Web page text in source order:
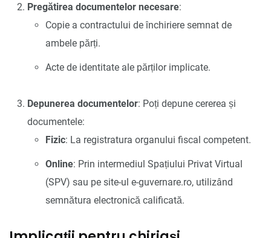
Pregătirea documentelor necesare:
Copie a contractului de închiriere semnat de
ambele părți.
Acte de identitate ale părților implicate.
Depunerea documentelor: Poți depune cererea și
documentele:
Fizic: La registratura organului fiscal competent.
Online: Prin intermediul Spațiului Privat Virtual
(SPV) sau pe site-ul e-guvernare.ro, utilizând
semnătura electronică calificată.